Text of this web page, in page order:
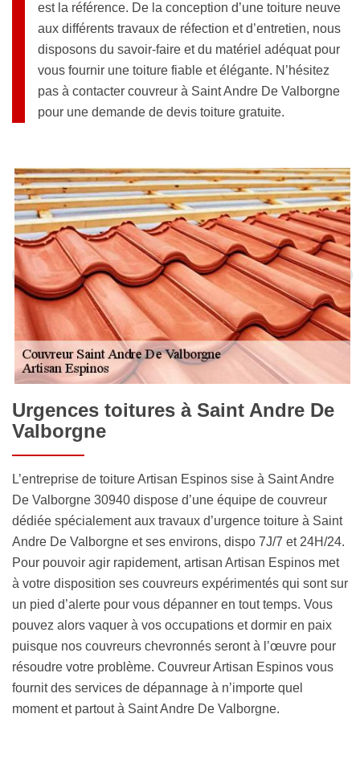
est la référence. De la conception d’une toiture neuve
aux différents travaux de réfection et d’entretien, nous
disposons du savoir-faire et du matériel adéquat pour
vous fournir une toiture fiable et élégante. N’hésitez
pas à contacter couvreur à Saint Andre De Valborgne
pour une demande de devis toiture gratuite.
Urgences toitures à Saint Andre De
Valborgne
L’entreprise de toiture Artisan Espinos sise à Saint Andre
De Valborgne 30940 dispose d’une équipe de couvreur
dédiée spécialement aux travaux d’urgence toiture à Saint
Andre De Valborgne et ses environs, dispo 7J/7 et 24H/24.
Pour pouvoir agir rapidement, artisan Artisan Espinos met
à votre disposition ses couvreurs expérimentés qui sont sur
un pied d’alerte pour vous dépanner en tout temps. Vous
pouvez alors vaquer à vos occupations et dormir en paix
puisque nos couvreurs chevronnés seront à l’œuvre pour
résoudre votre problème. Couvreur Artisan Espinos vous
fournit des services de dépannage à n’importe quel
moment et partout à Saint Andre De Valborgne.